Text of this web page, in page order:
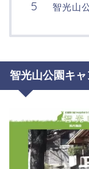
智光山
智光山公園キ